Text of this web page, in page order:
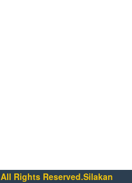
All Rights Reserved.Silakan